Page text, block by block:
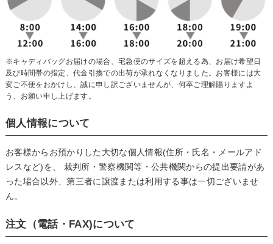
※キャディバッグお届けの場合、宅急便のサイズを超える為、お届け希望日
及び時間帯の指定、代金引換での出荷が承れなくなりました。お客様には大
変ご不便をおかけし、誠に申し訳ございませんが、何卒ご理解賜りますよ
う、お願い申し上げます。
個人情報について
お客様からお預かりした大切な個人情報(住所・氏名・メールアド
レスなど)を、 裁判所・警察機関等・公共機関からの提出要請があ
った場合以外、第三者に譲渡または利用する事は一切ございませ
ん。
注文（電話・FAX)について